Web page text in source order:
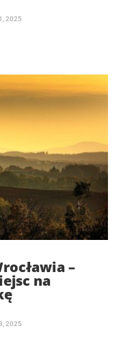
2025
–
na
2025